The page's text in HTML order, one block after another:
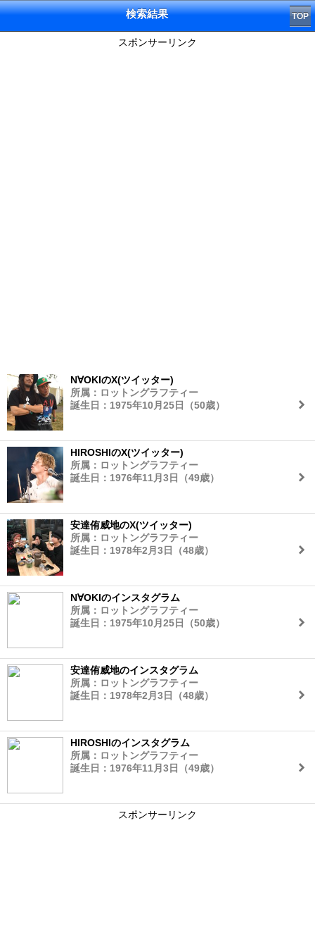
検索結果 TOP
スポンサーリンク
N∀OKIのX(ツイッター)
所属：ロットングラフティー
誕生日：1975年10月25日（50歳）
HIROSHIのX(ツイッター)
所属：ロットングラフティー
誕生日：1976年11月3日（49歳）
安達侑威地のX(ツイッター)
所属：ロットングラフティー
誕生日：1978年2月3日（48歳）
N∀OKIのインスタグラム
所属：ロットングラフティー
誕生日：1975年10月25日（50歳）
安達侑威地のインスタグラム
所属：ロットングラフティー
誕生日：1978年2月3日（48歳）
HIROSHIのインスタグラム
所属：ロットングラフティー
誕生日：1976年11月3日（49歳）
スポンサーリンク